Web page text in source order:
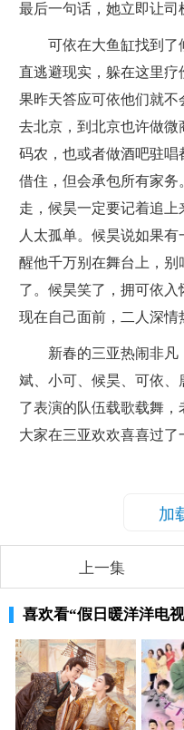
最后一句话，她立即让司
可依在大鱼缸找到了
直逃避现实，躲在这里
果昨天答应可依他们就
去北京，到北京也许做
码农，也或者做酒吧驻
借住，但会承包所有家
走，候昊一定要记着追
人太孤单。候昊说如果
醒他千万别在舞台上，
了。候昊笑了，拥可依
现在自己面前，二人深情
新春的三亚热闹非
斌、小可、候昊、可依、
了表演的队伍载歌载舞，
大家在三亚欢欢喜喜过了
加
上一集
喜欢看“假日暖洋洋电